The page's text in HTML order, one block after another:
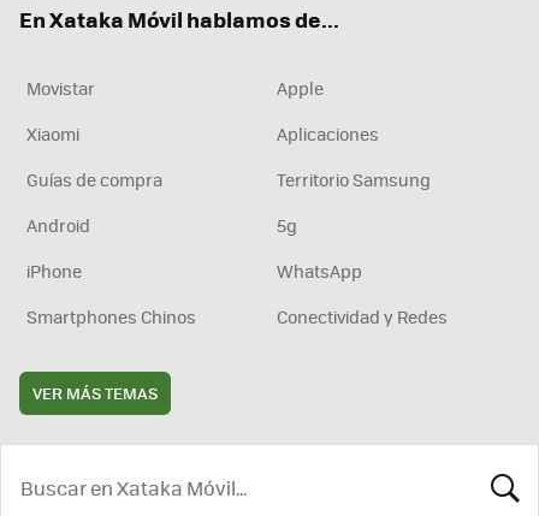
En Xataka Móvil hablamos de...
Movistar
Apple
Xiaomi
Aplicaciones
Guías de compra
Territorio Samsung
Android
5g
iPhone
WhatsApp
Smartphones Chinos
Conectividad y Redes
VER MÁS TEMAS